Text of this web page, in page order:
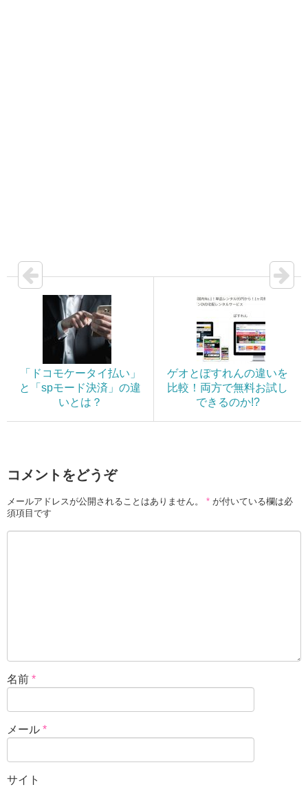
「ドコモケータイ払い」
と「spモード決済」の違
いとは？
ゲオとぽすれんの違いを
比較！両方で無料お試し
できるのか!?
コメントをどうぞ
メールアドレスが公開されることはありません。 * が付いている欄は必
須項目です
名前 *
メール *
サイト